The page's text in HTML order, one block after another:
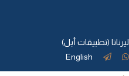
ليرناتا (تطبيقات أبل)
English